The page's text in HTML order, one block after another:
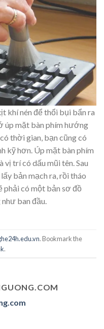
khí nén để thổi bụi bẩn ra
úp mặt bàn phím hướng
thời gian, bạn cũng có
kỹ hơn. Úp mặt bàn phím
vị trí có dấu mũi tên. Sau
bản mạch ra, rồi tháo
phải có một bản sơ đồ
ban đầu.
. Bookmark the
.